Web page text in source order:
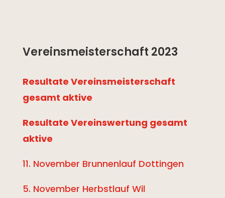
Vereinsmeisterschaft 2023
Resultate Vereinsmeisterschaft
gesamt aktive
Resultate Vereinswertung gesamt
aktive
11. November Brunnenlauf Dottingen
5. November Herbstlauf Wil